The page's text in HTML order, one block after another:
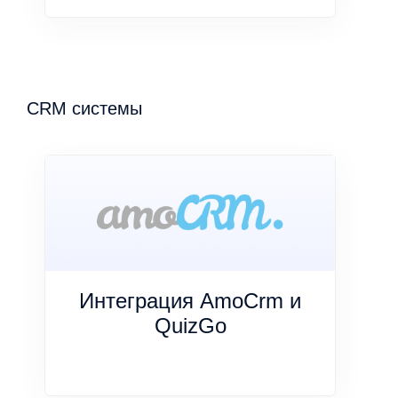
CRM системы
Интеграция AmoCrm и
QuizGo